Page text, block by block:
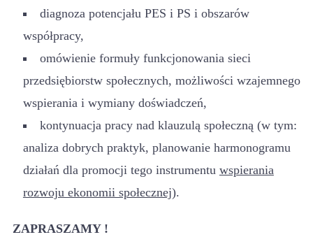
diagnoza potencjału PES i PS i obszarów
współpracy,
omówienie formuły funkcjonowania sieci
przedsiębiorstw społecznych, możliwości wzajemnego
wspierania i wymiany doświadczeń,
kontynuacja pracy nad klauzulą społeczną (w tym:
analiza dobrych praktyk, planowanie harmonogramu
działań dla promocji tego instrumentu wspierania
rozwoju ekonomii społecznej).
ZAPRASZAMY !